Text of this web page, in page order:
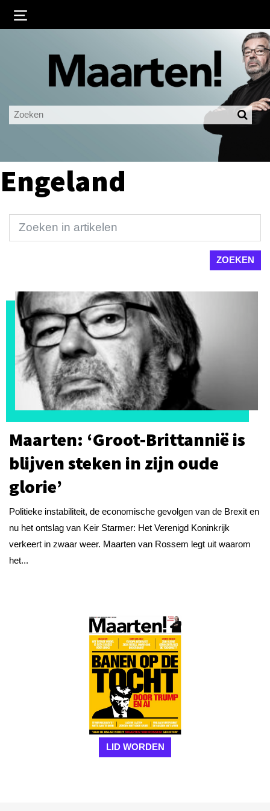
Ingelogd blijven
LOGIN
Engeland
Maarten: ‘Groot-Brittannië is
blijven steken in zijn oude
glorie’
Politieke instabiliteit, de economische gevolgen van de Brexit en
nu het ontslag van Keir Starmer: Het Verenigd Koninkrijk
verkeert in zwaar weer. Maarten van Rossem legt uit waarom
het...
LID WORDEN